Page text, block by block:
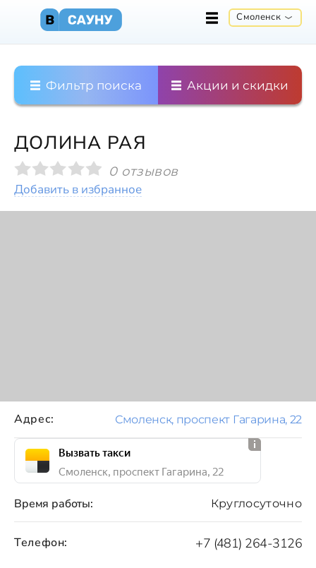
Смоленск
Фильтр поиска Акции и скидки
ДОЛИНА РАЯ
0 отзывов
Добавить в избранное
Время работы: Круглосуточно
Телефон: +7 (481) 264-3126
Адрес: Смоленск, проспект Гагарина, 22
Вызвать такси
Смоленск, проспект Гагарина, 22